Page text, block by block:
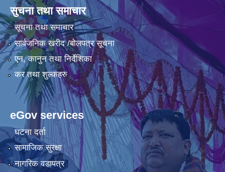
सुचना तथा समाचार
सूचना तथा समाचार
सार्वजनिक खरीद /बोलपत्र सूचना
एन, कानुन तथा निर्देशिका
कर तथा शुल्कहरु
eGov services
घटना दर्ता
सामाजिक सुरक्षा
नागरिक वडापत्र